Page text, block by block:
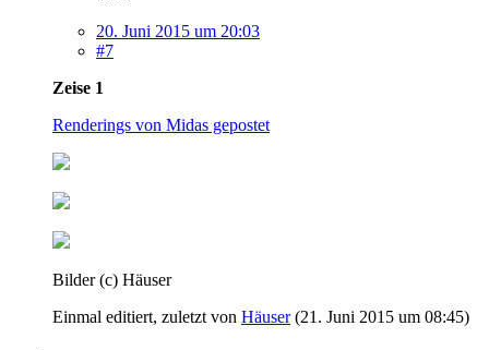
20. Juni 2015 um 20:03
#7
Zeise 1
Renderings von Midas gepostet
Bilder (c) Häuser
Einmal editiert, zuletzt von Häuser(21. Juni 2015 um 08:45)